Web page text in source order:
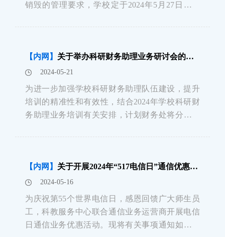
销毁的管理要求，学校定于2024年5月27日（周
关事项通知如下：一、时间和地点1.华家
【内网】 关于举办科研财务助理业务研讨会的通知（人文、社科、理学专场）
2024-05-21
为进一步加强学校科研财务助理队伍建设，提升
培训的精准性和有效性，结合2024年学校科研财
务助理业务培训有关安排，计划财务处将分批次
理，限额50人。二、会议时间2024年6月6日
【内网】 关于开展2024年“517电信日”通信优惠活动的通知
2024-05-16
为庆祝第55个世界电信日，感恩回馈广大师生员
工，科教服务中心联合通信业务运营商开展电信
日通信业务优惠活动。现将有关事项通知如下：